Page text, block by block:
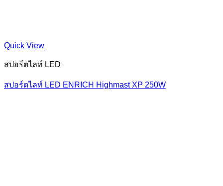
Quick View
สปอร์ตไลท์ LED
สปอร์ตไลท์ LED ENRICH Highmast XP 250W